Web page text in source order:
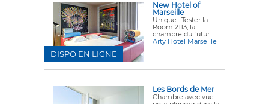
New Hotel of
Marseille
Unique : Tester la
Room 2113, la
chambre du futur.
Arty Hotel Marseille
DISPO EN LIGNE
Les Bords de Mer
Chambre avec vue